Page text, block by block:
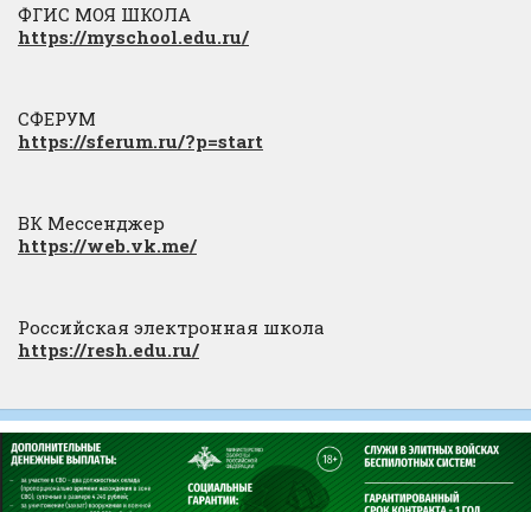
ФГИС МОЯ ШКОЛА
https://myschool.edu.ru/
СФЕРУМ
https://sferum.ru/?p=start
ВК Мессенджер
https://web.vk.me/
Российская электронная школа
https://resh.edu.ru/